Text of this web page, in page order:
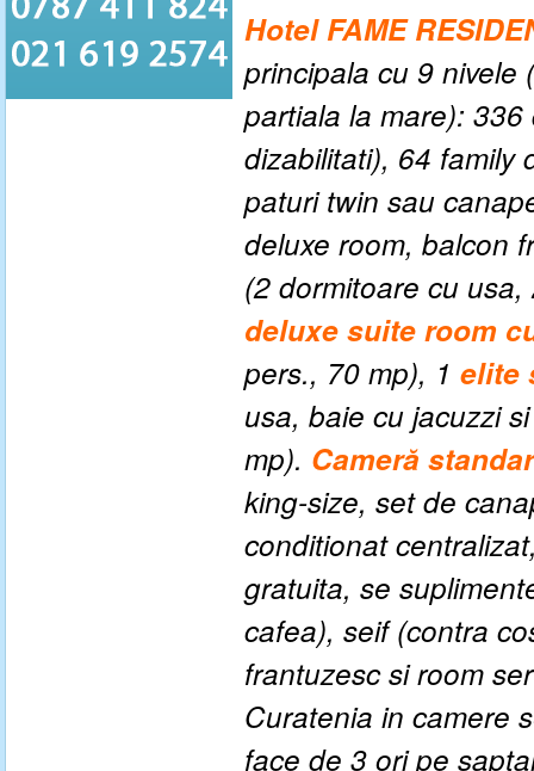
Hotel FAME
principala cu 9 nivele
partiala la mare):
dizabilitati), 64 family
paturi twin sau
deluxe room, balcon
(2 dormitoare cu
deluxe suite room
pers., 70 mp), 1 elite
usa, baie cu jacuzzi
mp). Cameră
king-size, set de
conditionat
gratuita, se
cafea), seif (contra
frantuzesc si room
Curatenia in camere
face de 3 ori pe